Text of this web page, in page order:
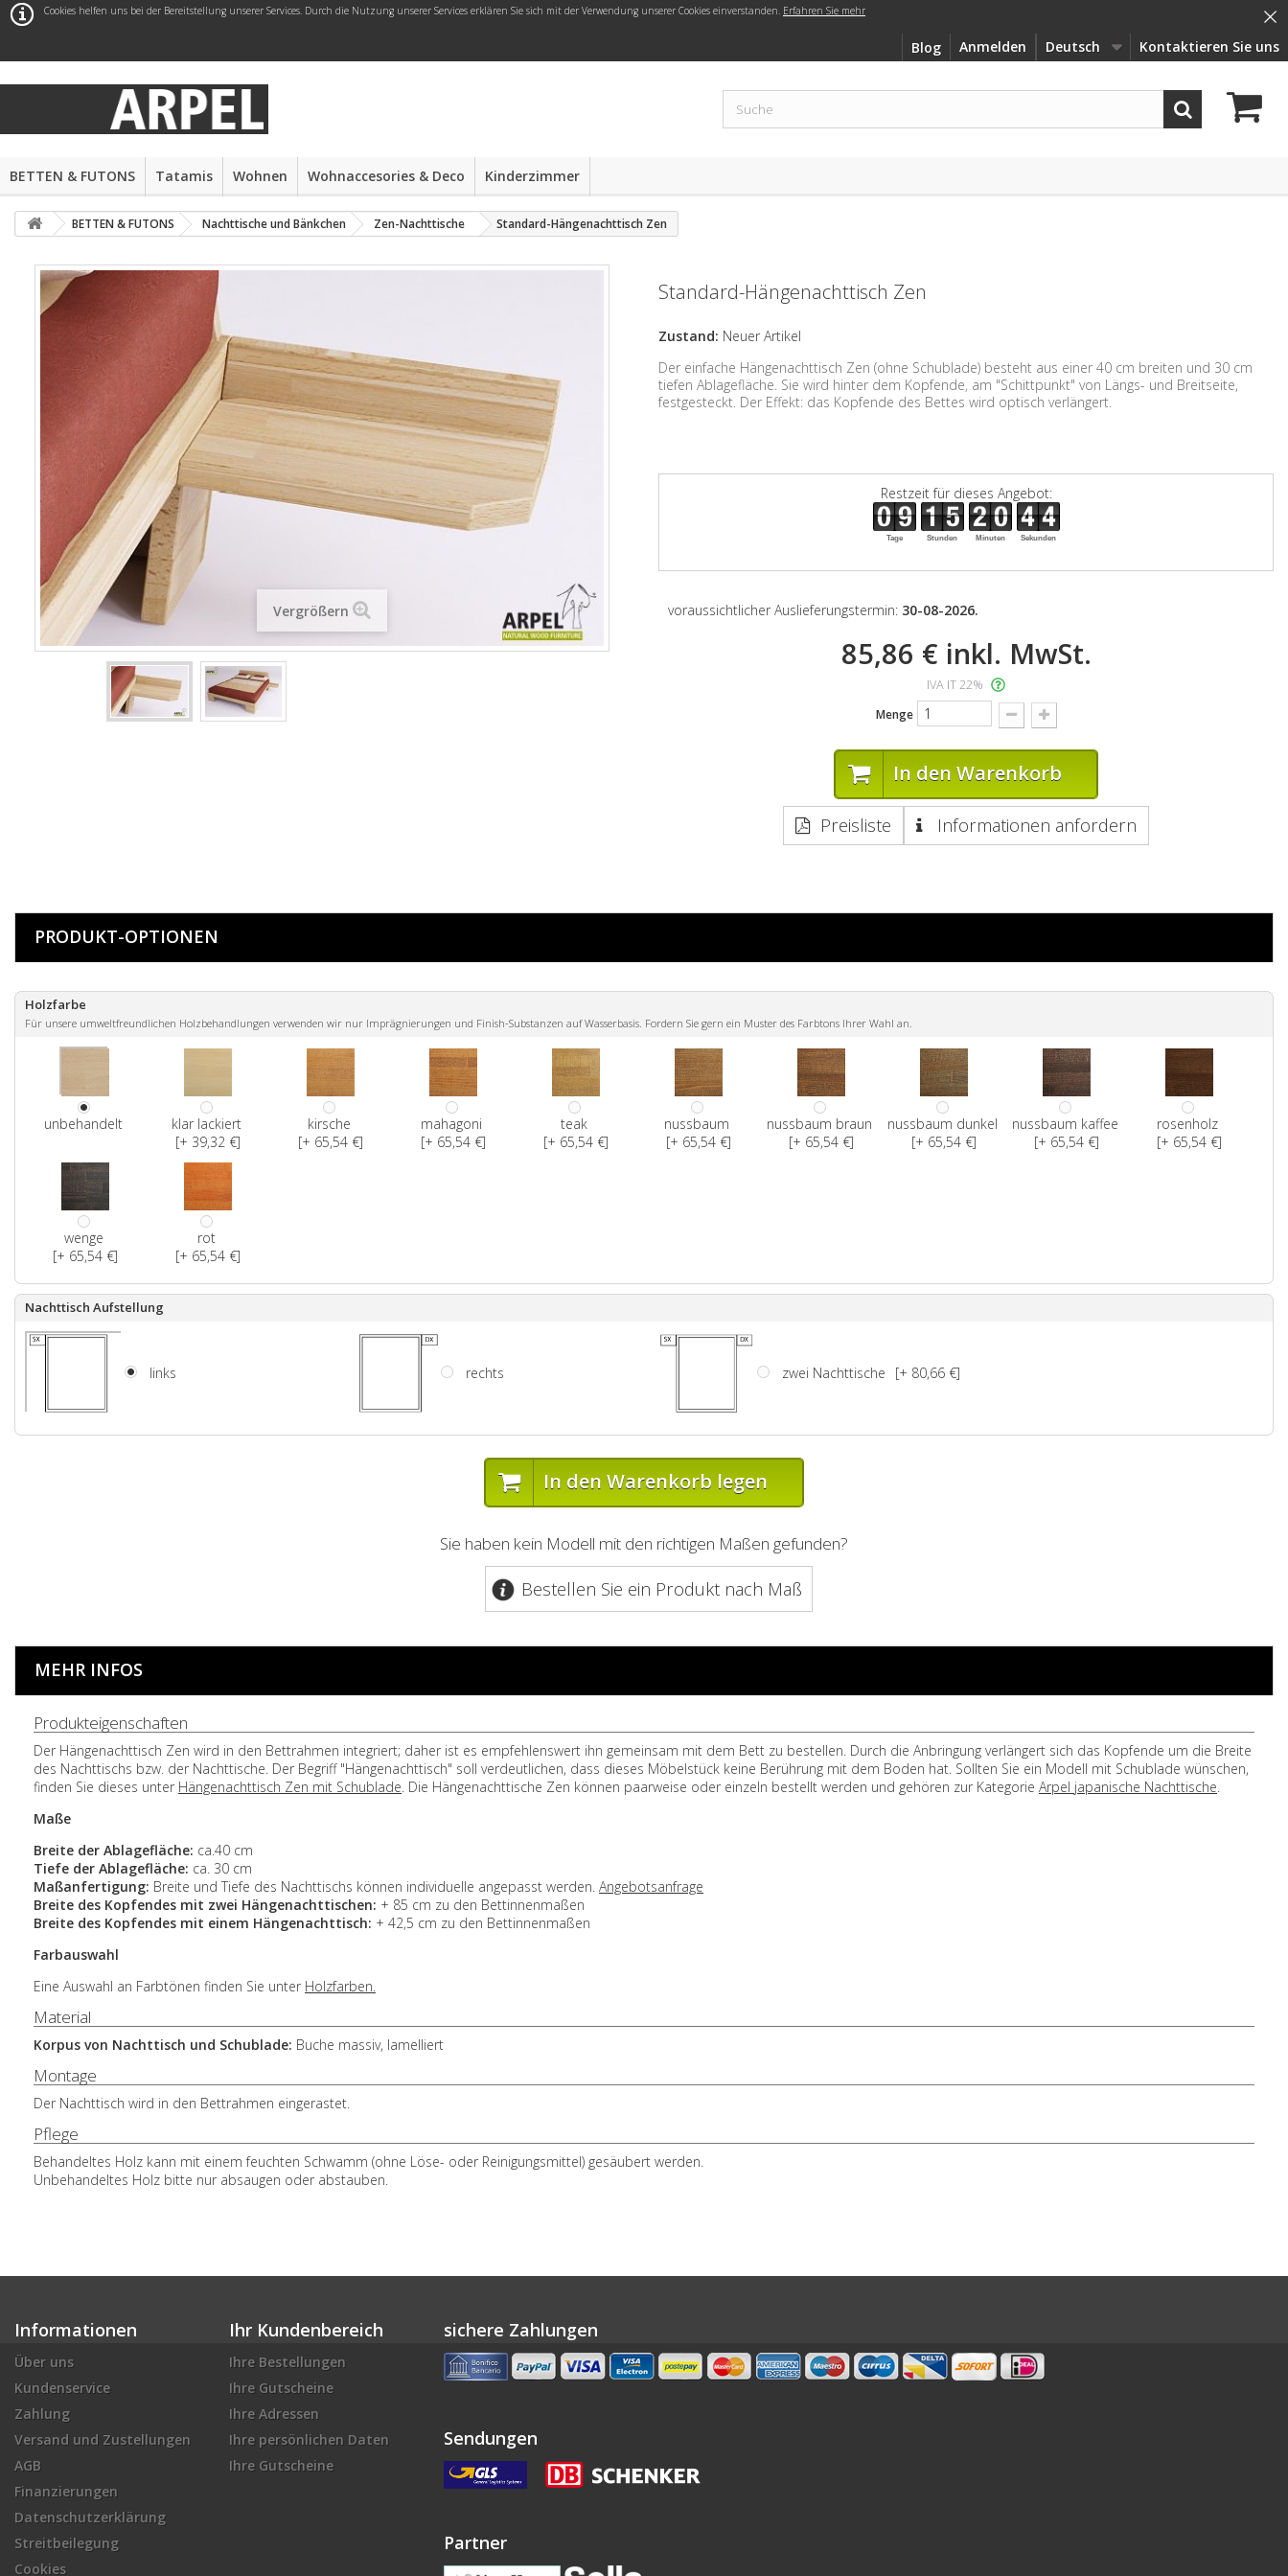
Kontaktieren Sie uns
Deutsch
Anmelden
Blog
×
Cookies helfen uns bei der Bereitstellung unserer Services. Durch die Nutzung unserer Services erklären Sie sich mit der Verwendung unserer Cookies einverstanden. Erfahren Sie mehr
BETTEN & FUTONS Tatamis Wohnen Wohnaccesories & Deco Kinderzimmer
BETTEN & FUTONS Nachttische und Bänkchen Zen-Nachttische Standard-Hängenachttisch Zen
Vergrößern
Standard-Hängenachttisch Zen
Zustand: Neuer Artikel
Der einfache Hängenachttisch Zen (ohne Schublade) besteht aus einer 40 cm breiten und 30 cm
tiefen Ablagefläche. Sie wird hinter dem Kopfende, am "Schittpunkt" von Längs- und Breitseite,
festgesteckt. Der Effekt: das Kopfende des Bettes wird optisch verlängert.
Restzeit für dieses Angebot:
Tage Stunden Minuten Sekunden
voraussichtlicher Auslieferungstermin: 30-08-2026.
85,86 € inkl. MwSt.
IVA IT 22%
Menge
In den Warenkorb
Preisliste Informationen anfordern
PRODUKT-OPTIONEN
Holzfarbe
Für unsere umweltfreundlichen Holzbehandlungen verwenden wir nur Imprägnierungen und Finish-Substanzen auf Wasserbasis. Fordern Sie gern ein Muster des Farbtons Ihrer Wahl an.
unbehandelt
klar lackiert
[+ 39,32 €]
kirsche
[+ 65,54 €]
mahagoni
[+ 65,54 €]
teak
[+ 65,54 €]
nussbaum
[+ 65,54 €]
nussbaum braun
[+ 65,54 €]
nussbaum dunkel
[+ 65,54 €]
nussbaum kaffee
[+ 65,54 €]
rosenholz
[+ 65,54 €]
wenge
[+ 65,54 €]
rot
[+ 65,54 €]
Nachttisch Aufstellung
links rechts zwei Nachttische [+ 80,66 €]
In den Warenkorb legen
Sie haben kein Modell mit den richtigen Maßen gefunden?
Bestellen Sie ein Produkt nach Maß
MEHR INFOS
Produkteigenschaften
Der Hängenachttisch Zen wird in den Bettrahmen integriert; daher ist es empfehlenswert ihn gemeinsam mit dem Bett zu bestellen. Durch die Anbringung verlängert sich das Kopfende um die Breite
des Nachttischs bzw. der Nachttische. Der Begriff "Hängenachttisch" soll verdeutlichen, dass dieses Möbelstück keine Berührung mit dem Boden hat. Sollten Sie ein Modell mit Schublade wünschen,
finden Sie dieses unter Hängenachttisch Zen mit Schublade. Die Hängenachttische Zen können paarweise oder einzeln bestellt werden und gehören zur Kategorie Arpel japanische Nachttische.
Maße
Breite der Ablagefläche: ca.40 cm
Tiefe der Ablagefläche: ca. 30 cm
Maßanfertigung: Breite und Tiefe des Nachttischs können individuelle angepasst werden. Angebotsanfrage
Breite des Kopfendes mit zwei Hängenachttischen: + 85 cm zu den Bettinnenmaßen
Breite des Kopfendes mit einem Hängenachttisch: + 42,5 cm zu den Bettinnenmaßen
Farbauswahl
Eine Auswahl an Farbtönen finden Sie unter Holzfarben.
Material
Korpus von Nachttisch und Schublade: Buche massiv, lamelliert
Montage
Der Nachttisch wird in den Bettrahmen eingerastet.
Pflege
Behandeltes Holz kann mit einem feuchten Schwamm (ohne Löse- oder Reinigungsmittel) gesäubert werden.
Unbehandeltes Holz bitte nur absaugen oder abstauben.
Informationen
Über uns
Kundenservice
Zahlung
Versand und Zustellungen
AGB
Finanzierungen
Datenschutzerklärung
Streitbeilegung
Cookies
Ihr Kundenbereich
Ihre Bestellungen
Ihre Gutscheine
Ihre Adressen
Ihre persönlichen Daten
Ihre Gutscheine
sichere Zahlungen
Sendungen
Partner